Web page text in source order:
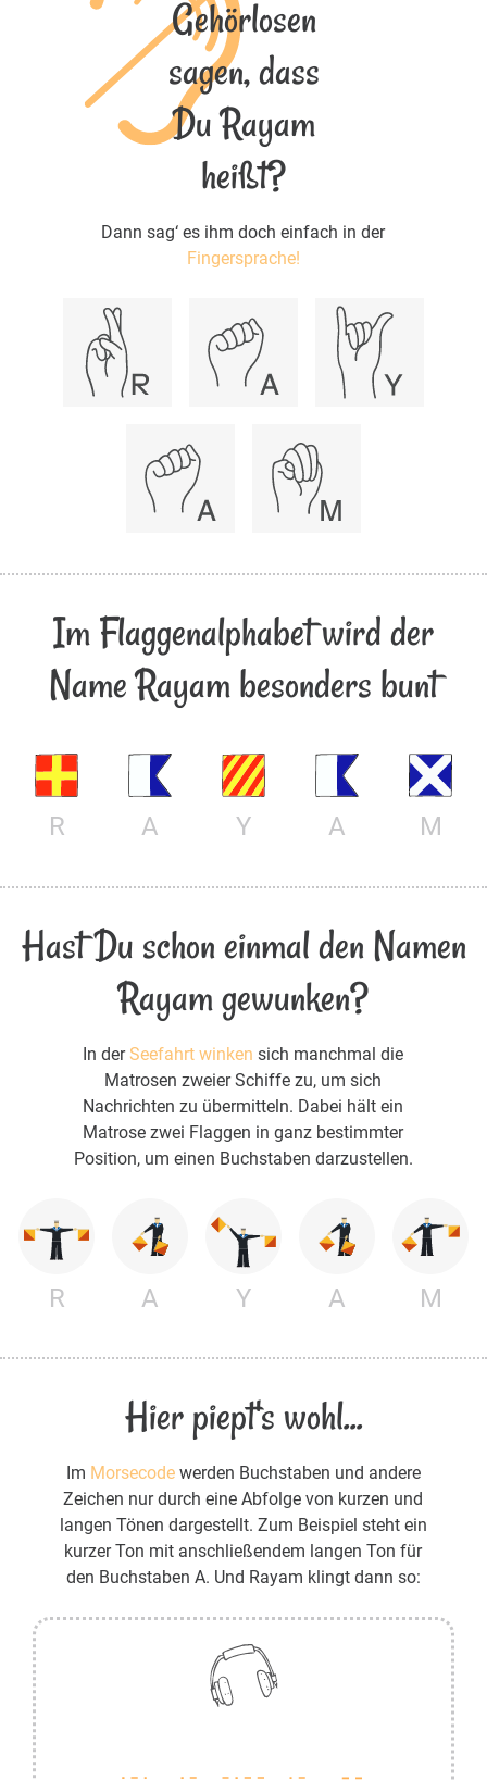
Gehörlosen
sagen, dass
Du Rayam
heißt?
Dann sag‘ es ihm doch einfach in der
Fingersprache!
Im Flaggenalphabet wird der
Name Rayam besonders bunt
R A Y A M
Hast Du schon einmal den Namen
Rayam gewunken?
In derSeefahrt winken sich manchmal die
Matrosen zweier Schiffe zu, um sich
Nachrichten zu übermitteln. Dabei hält ein
Matrose zwei Flaggen in ganz bestimmter
Position, um einen Buchstaben darzustellen.
R A Y A M
Hier piept's wohl...
Im Morsecodewerden Buchstaben und andere
Zeichen nur durch eine Abfolge von kurzen und
langen Tönen dargestellt. Zum Beispiel steht ein
kurzer Ton mit anschließendem langen Ton für
den Buchstaben A. Und Rayam klingt dann so: